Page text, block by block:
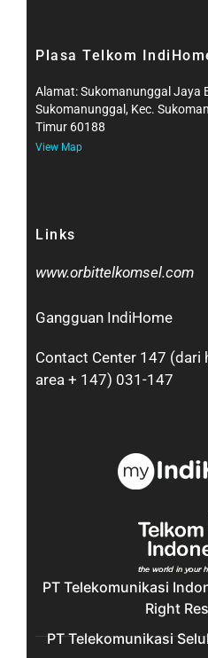
Plasa Telkom
Alamat: Sukomanunggal Jaya
Sukomanunggal, Kec.
Timur 60188
View Map
Links
www.orbittelkomsel.com
Gangguan IndiHome
Contact Center 147 (dari
area + 147) 031-147
PT Telekomunikasi
Right
PT Telekomunikasi